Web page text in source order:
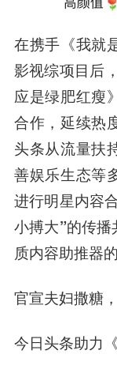
在携手《我就
影视综项目后
应是绿肥红瘦
合作，延续热
头条从流量扶
善娱乐生态等
进行明星内容
小搏大”的传
质内容助推器的
官宣夫妇撒糖，
今日头条助力